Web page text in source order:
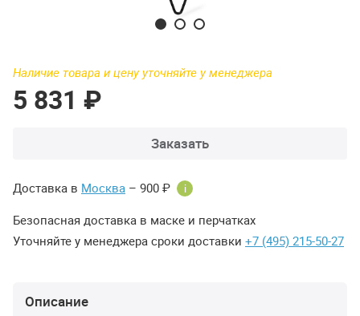
Наличие товара и цену уточняйте у менеджера
5 831 ₽
Заказать
Доставка в Москва – 900 ₽ i
Безопасная доставка в маске и перчатках
Уточняйте у менеджера сроки доставки +7 (495) 215-50-27
Описание